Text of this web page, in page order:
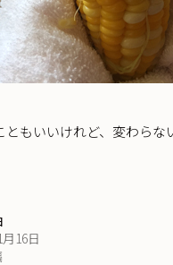
ともいいけれど、変わらな
16日